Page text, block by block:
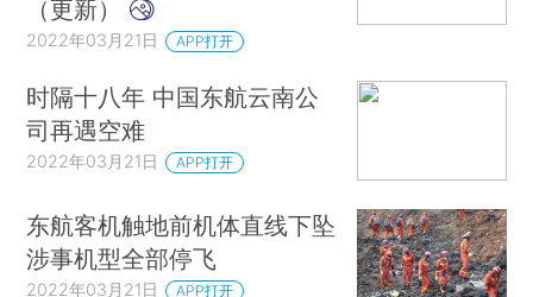
（更新）
2022年03月21日 APP打开
时隔十八年 中国东航云南公
司再遇空难
2022年03月21日 APP打开
东航客机触地前机体直线下坠
涉事机型全部停飞
2022年03月21日 APP打开